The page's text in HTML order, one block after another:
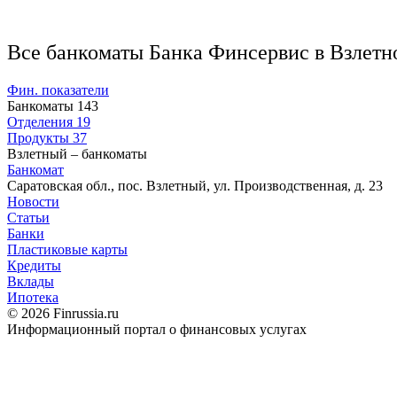
Все банкоматы Банка Финсервис в
Фин. показатели
Банкоматы 143
Отделения 19
Продукты 37
Взлетный – банкоматы
Банкомат
Саратовская обл., пос. Взлетный, ул. Производственная, д. 23
Новости
Статьи
Банки
Пластиковые карты
Кредиты
Вклады
Ипотека
© 2026 Finrussia.ru
Информационный портал о финансовых услугах